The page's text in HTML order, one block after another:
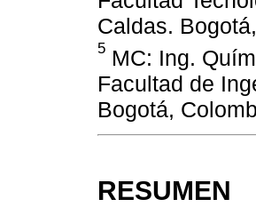
Caldas.
5 MC: Ing.
Facultad de
Bogotá,
RESUMEN